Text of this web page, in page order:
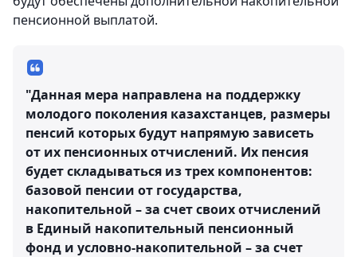
пенсионной выплатой.
"Данная мера направлена на поддержку
молодого поколения казахстанцев, размеры
пенсий которых будут напрямую зависеть
от их пенсионных отчислений. Их пенсия
будет складываться из трех компонентов:
базовой пенсии от государства,
накопительной – за счет своих отчислений
в Единый накопительный пенсионный
фонд и условно-накопительной – за счет